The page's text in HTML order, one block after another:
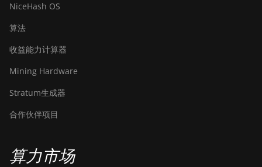
NiceHash OS
算法
收益能力计算器
Mining Hardware
Stratum生成器
合作伙伴项目
算力市场